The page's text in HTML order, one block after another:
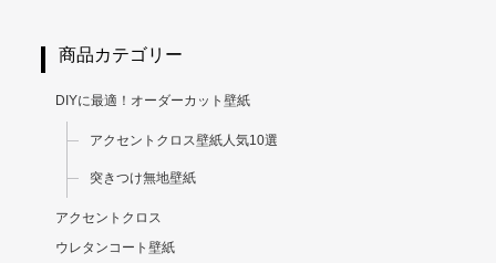
商品カテゴリー
DIYに最適！オーダーカット壁紙
アクセントクロス壁紙人気10選
突きつけ無地壁紙
アクセントクロス
ウレタンコート壁紙